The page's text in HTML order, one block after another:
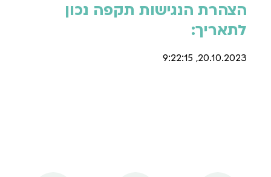
הצהרת הנגישות תקפה נכון
לתאריך:
20.10.2023, 9:22:15